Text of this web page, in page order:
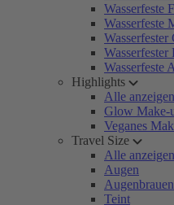
Wasserfeste
Wasserfeste
Wasserfester
Wasserfester
Wasserfeste
Highlights
Alle anzeigen
Glow Make-
Veganes
Travel Size
Alle anzeigen
Augen
Augenbrauen
Teint